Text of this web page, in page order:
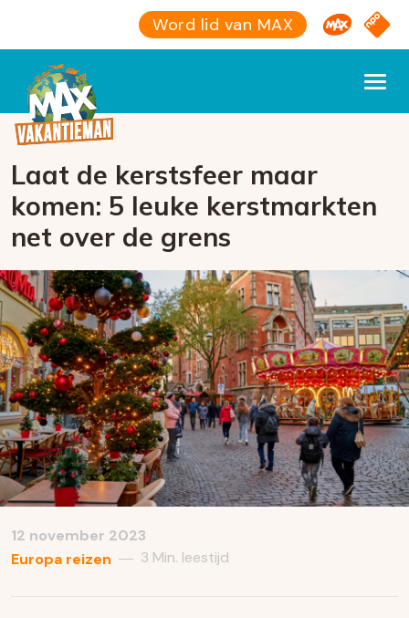
Word lid van MAX Omroep
NPO
Laat de kerstsfeer maar
komen: 5 leuke kerstmarkten
net over de grens
12 november 2023
Europa reizen — 3 Min. leestijd